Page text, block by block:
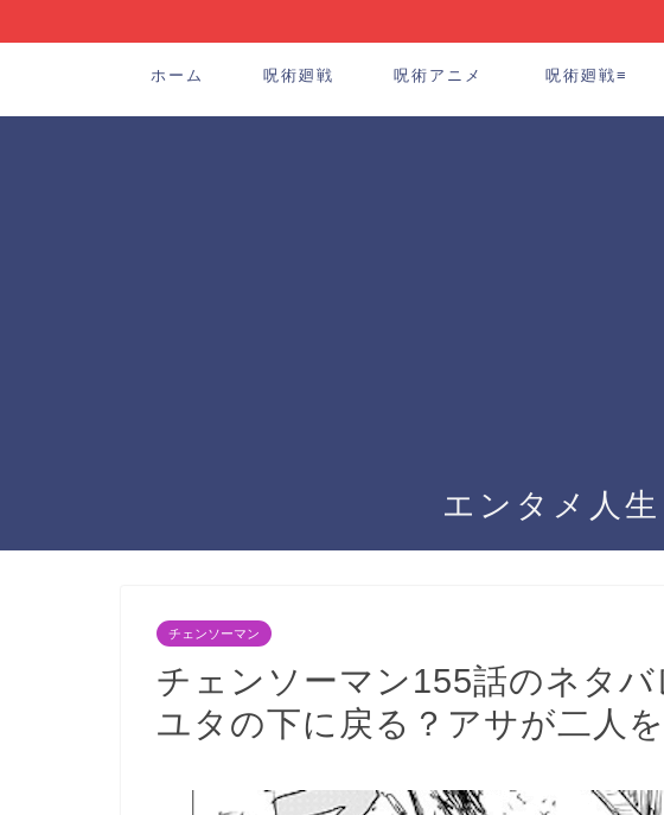
ホーム 呪術廻戦 呪術アニメ 呪術廻戦≡
エンタメ人
チェンソーマン
チェンソーマン155話のネタ
ユタの下に戻る？アサが二人